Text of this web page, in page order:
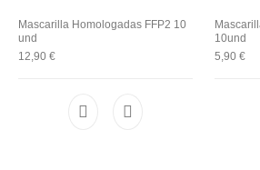
Mascarilla Homologadas FFP2 10
und
12,90€
10und
5,90 €